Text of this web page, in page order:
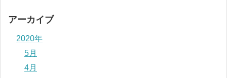
アーカイブ
2020年
5月
4月